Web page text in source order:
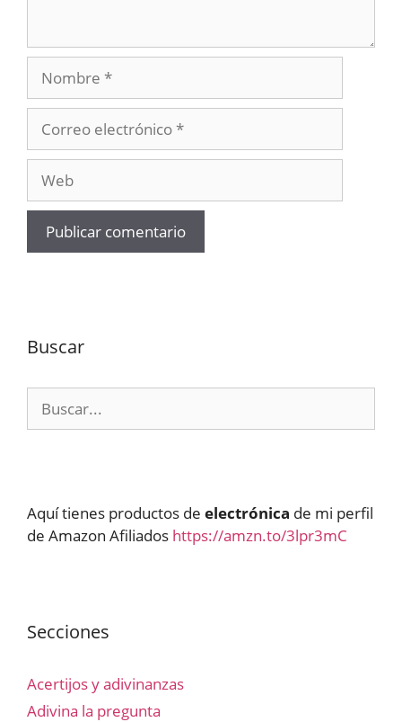
Nombre
electrónico
Buscar
Aquí tienes productos de electrónica de mi perfil
de Amazon Afiliados https://amzn.to/3lpr3mC
Secciones
Acertijos y adivinanzas
Adivina la pregunta